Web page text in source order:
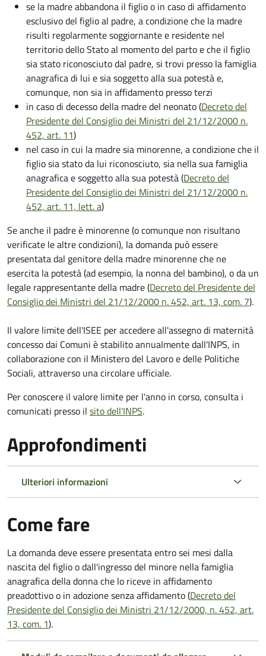
se la madre abbandona il figlio o in caso di affidamento
esclusivo del figlio al padre, a condizione che la madre
risulti regolarmente soggiornante e residente nel
territorio dello Stato al momento del parto e che il figlio
sia stato riconosciuto dal padre, si trovi presso la famiglia
anagrafica di lui e sia soggetto alla sua potestà e,
comunque, non sia in affidamento presso terzi
in caso di decesso della madre del neonato (Decreto del
Presidente del Consiglio dei Ministri del 21/12/2000 n.
452, art. 11)
nel caso in cui la madre sia minorenne, a condizione che il
figlio sia stato da lui riconosciuto, sia nella sua famiglia
anagrafica e soggetto alla sua potestà (Decreto del
Presidente del Consiglio dei Ministri del 21/12/2000 n.
452, art. 11, lett. a)
Se anche il padre è minorenne (o comunque non risultano
verificate le altre condizioni), la domanda può essere
presentata dal genitore della madre minorenne che ne
esercita la potestà (ad esempio, la nonna del bambino), o da un
legale rappresentante della madre (Decreto del Presidente del
Consiglio dei Ministri del 21/12/2000 n. 452, art. 13, com. 7).
Il valore limite dell'ISEE per accedere all'assegno di maternità
concesso dai Comuni è stabilito annualmente dall'INPS, in
collaborazione con il Ministero del Lavoro e delle Politiche
Sociali, attraverso una circolare ufficiale.
Per conoscere il valore limite per l'anno in corso, consulta i
comunicati presso il sito dell'INPS.
Approfondimenti
Ulteriori informazioni
Come fare
La domanda deve essere presentataentro sei mesi dalla
nascita del figlio o dall'ingresso del minore nella famiglia
anagrafica della donna che lo riceve in affidamento
preadottivo o in adozione senza affidamento (Decreto del
Presidente del Consiglio dei Ministri 21/12/2000, n. 452, art.
13, com. 1).